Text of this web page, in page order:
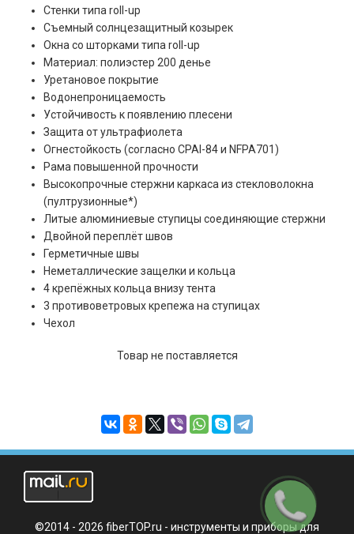
Стенки типа roll-up
Съемный солнцезащитный козырек
Окна со шторками типа roll-up
Материал: полиэстер 200 денье
Уретановое покрытие
Водонепроницаемость
Устойчивость к появлению плесени
Защита от ультрафиолета
Огнестойкость (согласно CPAI-84 и NFPA701)
Рама повышенной прочности
Высокопрочные стержни каркаса из стекловолокна
(пултрузионные*)
Литые алюминиевые ступицы соединяющие стержни
Двойной переплёт швов
Герметичные швы
Неметаллические защелки и кольца
4 крепёжных кольца внизу тента
3 противоветровых крепежа на ступицах
Чехол
Товар не поставляется
©2014 - 2026 fiberTOP.ru - инструменты и приборы для
Заказать
звонок